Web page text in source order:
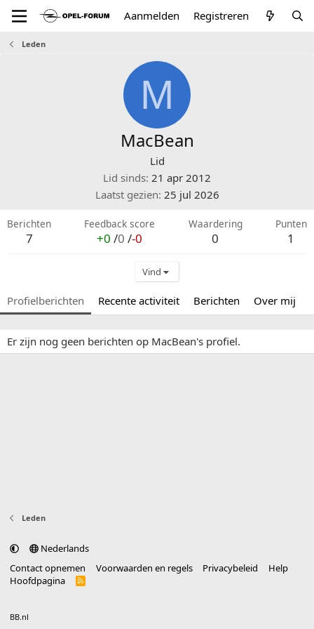
Aanmelden Registreren
Leden
M
MacBean
Lid
Lid sinds 21 apr 2012
Laatst gezien 25 jul 2026
Berichten
7
Feedback score
+0 /0 /-0
Waardering
0
Punten
1
Vind
Profielberichten Recente activiteit Berichten Over mij
Er zijn nog geen berichten op MacBean's profiel.
Leden
Nederlands
Contact opnemen
Voorwaarden en regels Privacybeleid
Help
Hoofdpagina
R
BB.nl